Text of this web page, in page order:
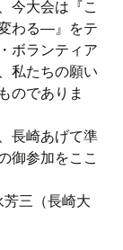
今大会は『こ
わる―』をテ
ボランティア
私たちの願い
のでありま
長崎あげて準
御参加をここ
三（長崎大